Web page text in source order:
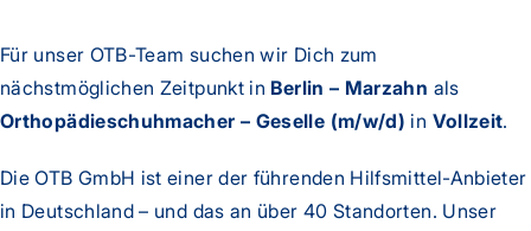
Für unser OTB-Team suchen wir Dich zum
nächstmöglichen Zeitpunkt in Berlin – Marzahn als
Orthopädieschuhmacher – Geselle (m/w/d) in Vollzeit.
Die OTB GmbH ist einer der führenden Hilfsmittel-Anbieter
in Deutschland – und das an über 40 Standorten. Unser